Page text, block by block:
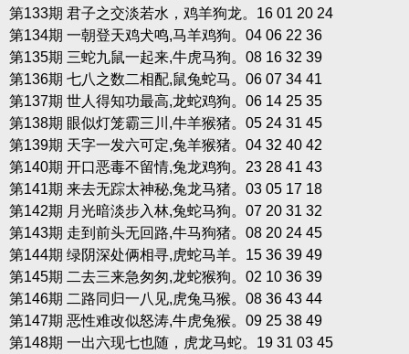
第133期 君子之交淡若水，鸡羊狗龙。16 01 20 24
第134期 一朝登天鸡犬鸣,马羊鸡狗。04 06 22 36
第135期 三蛇九鼠一起来,牛虎马狗。08 16 32 39
第136期 七八之数二相配,鼠兔蛇马。06 07 34 41
第137期 世人得知功最高,龙蛇鸡狗。06 14 25 35
第138期 眼似灯笼霸三川,牛羊猴猪。05 24 31 45
第139期 天字一发六可定,兔羊猴猪。04 32 40 42
第140期 开口恶毒不留情,兔龙鸡狗。23 28 41 43
第141期 来去无踪太神秘,兔龙马猪。03 05 17 18
第142期 月光暗淡步入林,兔蛇马狗。07 20 31 32
第143期 走到前头无回路,牛马狗猪。08 20 24 45
第144期 绿阴深处俩相寻,虎蛇马羊。15 36 39 49
第145期 二去三来急匆匆,龙蛇猴狗。02 10 36 39
第146期 二路同归一八见,虎兔马猴。08 36 43 44
第147期 恶性难改似怒涛,牛虎兔猴。09 25 38 49
第148期 一出六现七也随，虎龙马蛇。19 31 03 45